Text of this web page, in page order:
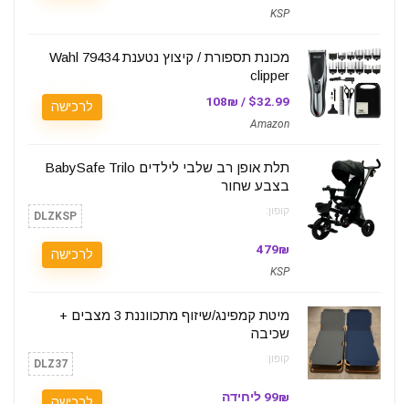
KSP
מכונת תספורת / קיצוץ נטענת Wahl 79434
clipper
$32.99 / 108₪
Amazon
לרכישה
תלת אופן רב שלבי לילדים BabySafe Trilo
בצבע שחור
קופון: DLZKSP
479₪
KSP
לרכישה
מיטת קמפינג/שיזוף מתכווננת 3 מצבים +
שכיבה
קופון: DLZ37
99₪ ליחידה